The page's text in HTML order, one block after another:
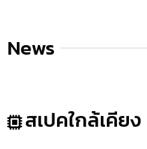
News
สเปคใกล้เคียง